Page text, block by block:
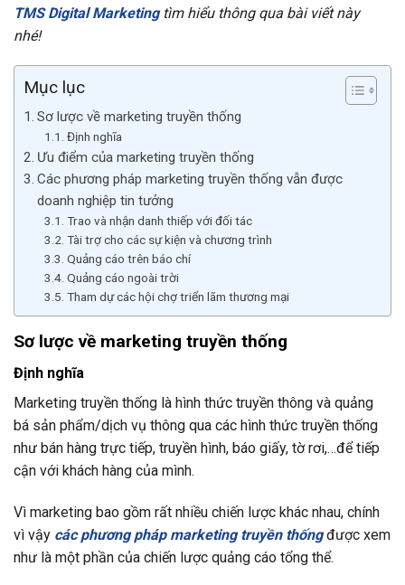
TMS Digital Marketingtìm hiểu thông qua bài viết này
nhé!
Mục lục
Sơ lược về marketing truyền thống
Định nghĩa
Ưu điểm của marketing truyền thống
Các phương pháp marketing truyền thống vẫn được
doanh nghiệp tin tưởng
Trao và nhận danh thiếp với đối tác
Tài trợ cho các sự kiện và chương trình
Quảng cáo trên báo chí
Quảng cáo ngoài trời
Tham dự các hội chợ triển lãm thương mại
Sơ lược về marketing truyền thống
Định nghĩa
Marketing truyền thống là hình thức truyền thông và quảng
bá sản phẩm/dịch vụ thông qua các hình thức truyền thống
như bán hàng trực tiếp, truyền hình, báo giấy, tờ rơi,…để tiếp
cận với khách hàng của mình.
Vì marketing bao gồm rất nhiều chiến lược khác nhau, chính
vì vậy các phương pháp marketing truyền thốngđược xem
như là một phần của chiến lược quảng cáo tổng thể.